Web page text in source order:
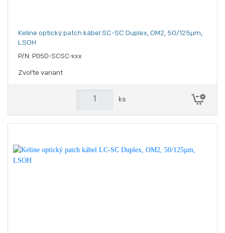
Keline optický patch kábel SC-SC Duplex, OM2, 50/125µm,
LSOH
P/N: P05D-SCSC-xxx
Zvoľte variant
ks